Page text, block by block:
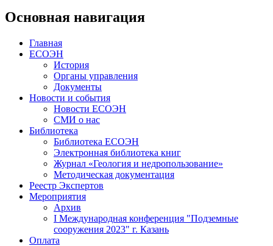
Основная навигация
Главная
ЕСОЭН
История
Органы управления
Документы
Новости и события
Новости ЕСОЭН
СМИ о нас
Библиотека
Библиотека ЕСОЭН
Электронная библиотека книг
Журнал «Геология и недропользование»
Методическая документация
Реестр Экспертов
Мероприятия
Архив
I Международная конференция "Подземные
сооружения 2023" г. Казань
Оплата